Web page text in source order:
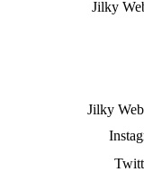
Jilky
Jilky